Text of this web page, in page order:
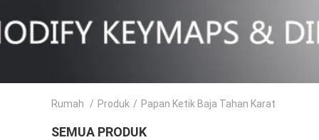
Rumah / Produk / Papan Ketik Baja Tahan Karat
SEMUA PRODUK